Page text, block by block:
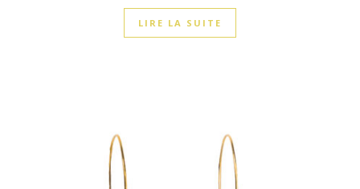
LIRE LA SUITE